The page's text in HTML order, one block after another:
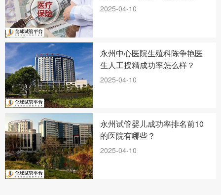
2025-04-10
永州中心医院生殖科陈争艳医
生人工授精成功率怎么样？
2025-04-10
永州试管婴儿成功率排名前10
的医院有哪些？
2025-04-10